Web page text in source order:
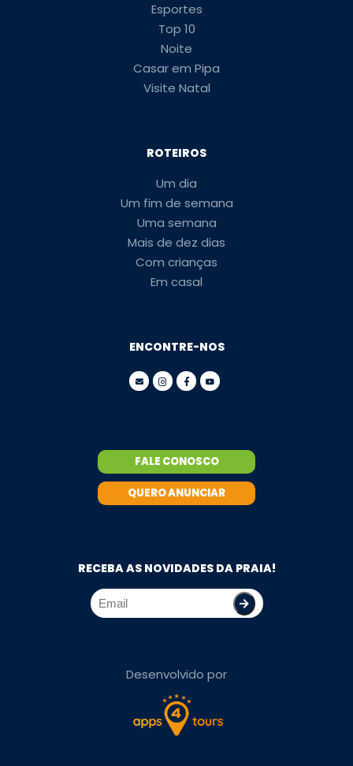
Esportes
Top 10
Noite
Casar em Pipa
Visite Natal
ROTEIROS
Um dia
Um fim de semana
Uma semana
Mais de dez dias
Com crianças
Em casal
ENCONTRE-NOS
FALE CONOSCO
QUERO ANUNCIAR
RECEBA AS NOVIDADES DA PRAIA!
Desenvolvido por